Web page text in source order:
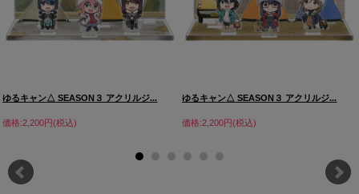
ゆるキャン△ SEASON３ アクリルジ...
価格:2,200円(税込)
ゆるキャン△ SEASON３ アクリルジ...
価格:2,200円(税込)